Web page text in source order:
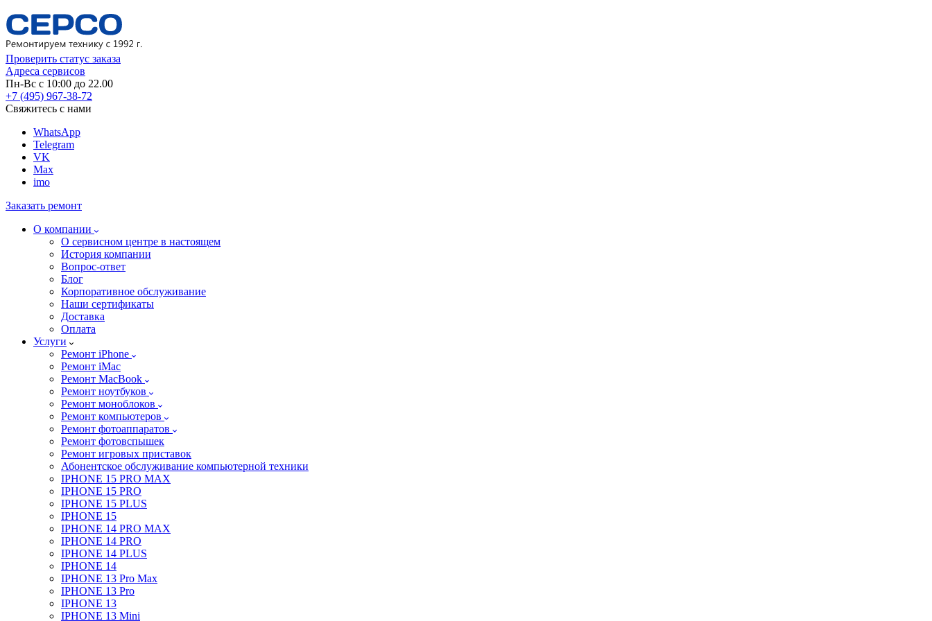
Проверить статус заказа
Адреса сервисов
Пн-Вс с 10:00 до 22.00
+7 (495) 967-38-72
Свяжитесь с нами
WhatsApp
Telegram
VK
Max
imo
Заказать ремонт
О компании
О сервисном центре в настоящем
История компании
Вопрос-ответ
Блог
Корпоративное обслуживание
Наши сертификаты
Доставка
Оплата
Услуги
Ремонт iPhone
Ремонт iMac
Ремонт MacBook
Ремонт ноутбуков
Ремонт моноблоков
Ремонт компьютеров
Ремонт фотоаппаратов
Ремонт фотовспышек
Ремонт игровых приставок
Абонентское обслуживание компьютерной техники
IPHONE 15 PRO MAX
IPHONE 15 PRO
IPHONE 15 PLUS
IPHONE 15
IPHONE 14 PRO MAX
IPHONE 14 PRO
IPHONE 14 PLUS
IPHONE 14
IPHONE 13 Pro Max
IPHONE 13 Pro
IPHONE 13
IPHONE 13 Mini